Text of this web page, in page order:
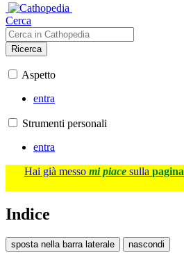
Cerca
Ricerca
Aspetto
entra
Strumenti personali
entra
Hai già messo mi piace sulla pagina
Indice
sposta nella barra laterale nascondi